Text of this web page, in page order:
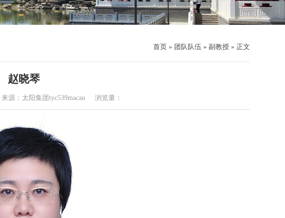
首页 » 团队队伍 » 副教授 » 正文
赵晓琴
来源：太阳集团tyc539macau 浏览量：